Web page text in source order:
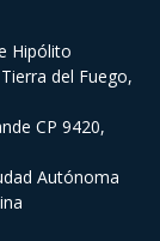
Hipólito
del Fuego,
CP 9420,
Autónoma